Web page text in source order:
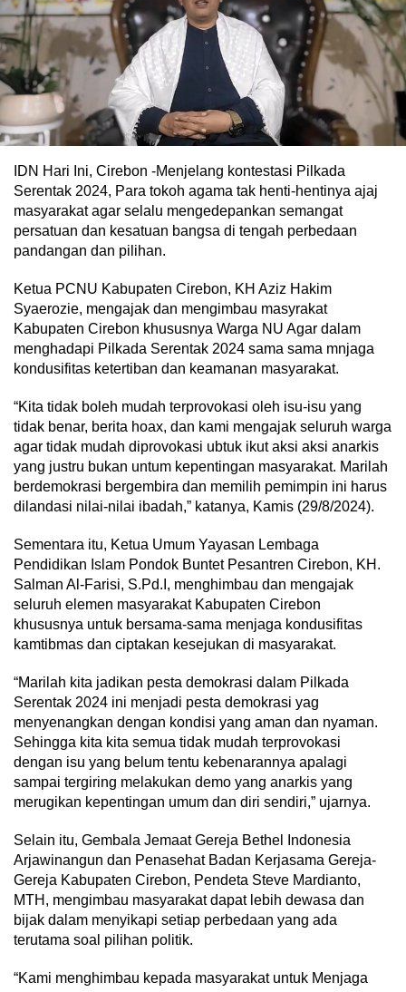
IDN Hari Ini, Cirebon -Menjelang kontestasi Pilkada
Serentak 2024, Para tokoh agama tak henti-hentinya ajaj
masyarakat agar selalu mengedepankan semangat
persatuan dan kesatuan bangsa di tengah perbedaan
pandangan dan pilihan.
Ketua PCNU Kabupaten Cirebon, KH Aziz Hakim
Syaerozie, mengajak dan mengimbau masyrakat
Kabupaten Cirebon khususnya Warga NU Agar dalam
menghadapi Pilkada Serentak 2024 sama sama mnjaga
kondusifitas ketertiban dan keamanan masyarakat.
“Kita tidak boleh mudah terprovokasi oleh isu-isu yang
tidak benar, berita hoax, dan kami mengajak seluruh warga
agar tidak mudah diprovokasi ubtuk ikut aksi aksi anarkis
yang justru bukan untum kepentingan masyarakat. Marilah
berdemokrasi bergembira dan memilih pemimpin ini harus
dilandasi nilai-nilai ibadah,” katanya, Kamis (29/8/2024).
Sementara itu, Ketua Umum Yayasan Lembaga
Pendidikan Islam Pondok Buntet Pesantren Cirebon, KH.
Salman Al-Farisi, S.Pd.I, menghimbau dan mengajak
seluruh elemen masyarakat Kabupaten Cirebon
khususnya untuk bersama-sama menjaga kondusifitas
kamtibmas dan ciptakan kesejukan di masyarakat.
“Marilah kita jadikan pesta demokrasi dalam Pilkada
Serentak 2024 ini menjadi pesta demokrasi yag
menyenangkan dengan kondisi yang aman dan nyaman.
Sehingga kita kita semua tidak mudah terprovokasi
dengan isu yang belum tentu kebenarannya apalagi
sampai tergiring melakukan demo yang anarkis yang
merugikan kepentingan umum dan diri sendiri,” ujarnya.
Selain itu, Gembala Jemaat Gereja Bethel Indonesia
Arjawinangun dan Penasehat Badan Kerjasama Gereja-
Gereja Kabupaten Cirebon, Pendeta Steve Mardianto,
MTH, mengimbau masyarakat dapat lebih dewasa dan
bijak dalam menyikapi setiap perbedaan yang ada
terutama soal pilihan politik.
“Kami menghimbau kepada masyarakat untuk Menjaga